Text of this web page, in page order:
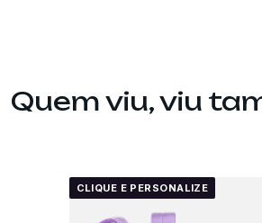
Quem viu, viu
CLIQUE E PERSONALIZE